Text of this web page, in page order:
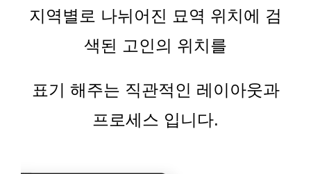
지역별로 나뉘어진 묘역 위치에 검
색된 고인의 위치를
표기 해주는 직관적인 레이아웃과
프로세스 입니다.